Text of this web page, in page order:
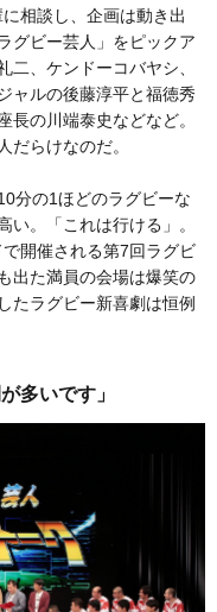
相談し、企画は動き出
グビー芸人」をピックア
二、ケンドーコバヤシ、
ャルの後藤淳平と福徳秀
の川端泰史などなど。
だらけなのだ。
分の1ほどのラグビーな
。「これは行ける」。
開催される第7回ラグビ
出た満員の会場は爆笑の
たラグビー新喜劇は恒例
多いです」